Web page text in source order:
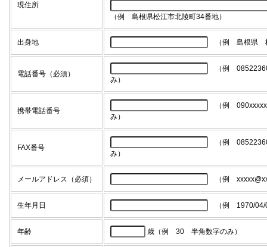
現住所
（例 島根県松江市北陵町34番地）
出身地 （例 島根県
電話番号（必須）
（例
み）
携帯電話番号
（例
み）
FAX番号
（例
み）
メールアドレス（必須） （例
生年月日 （例 1970/04/
年齢 歳（例 30 半角数字のみ）